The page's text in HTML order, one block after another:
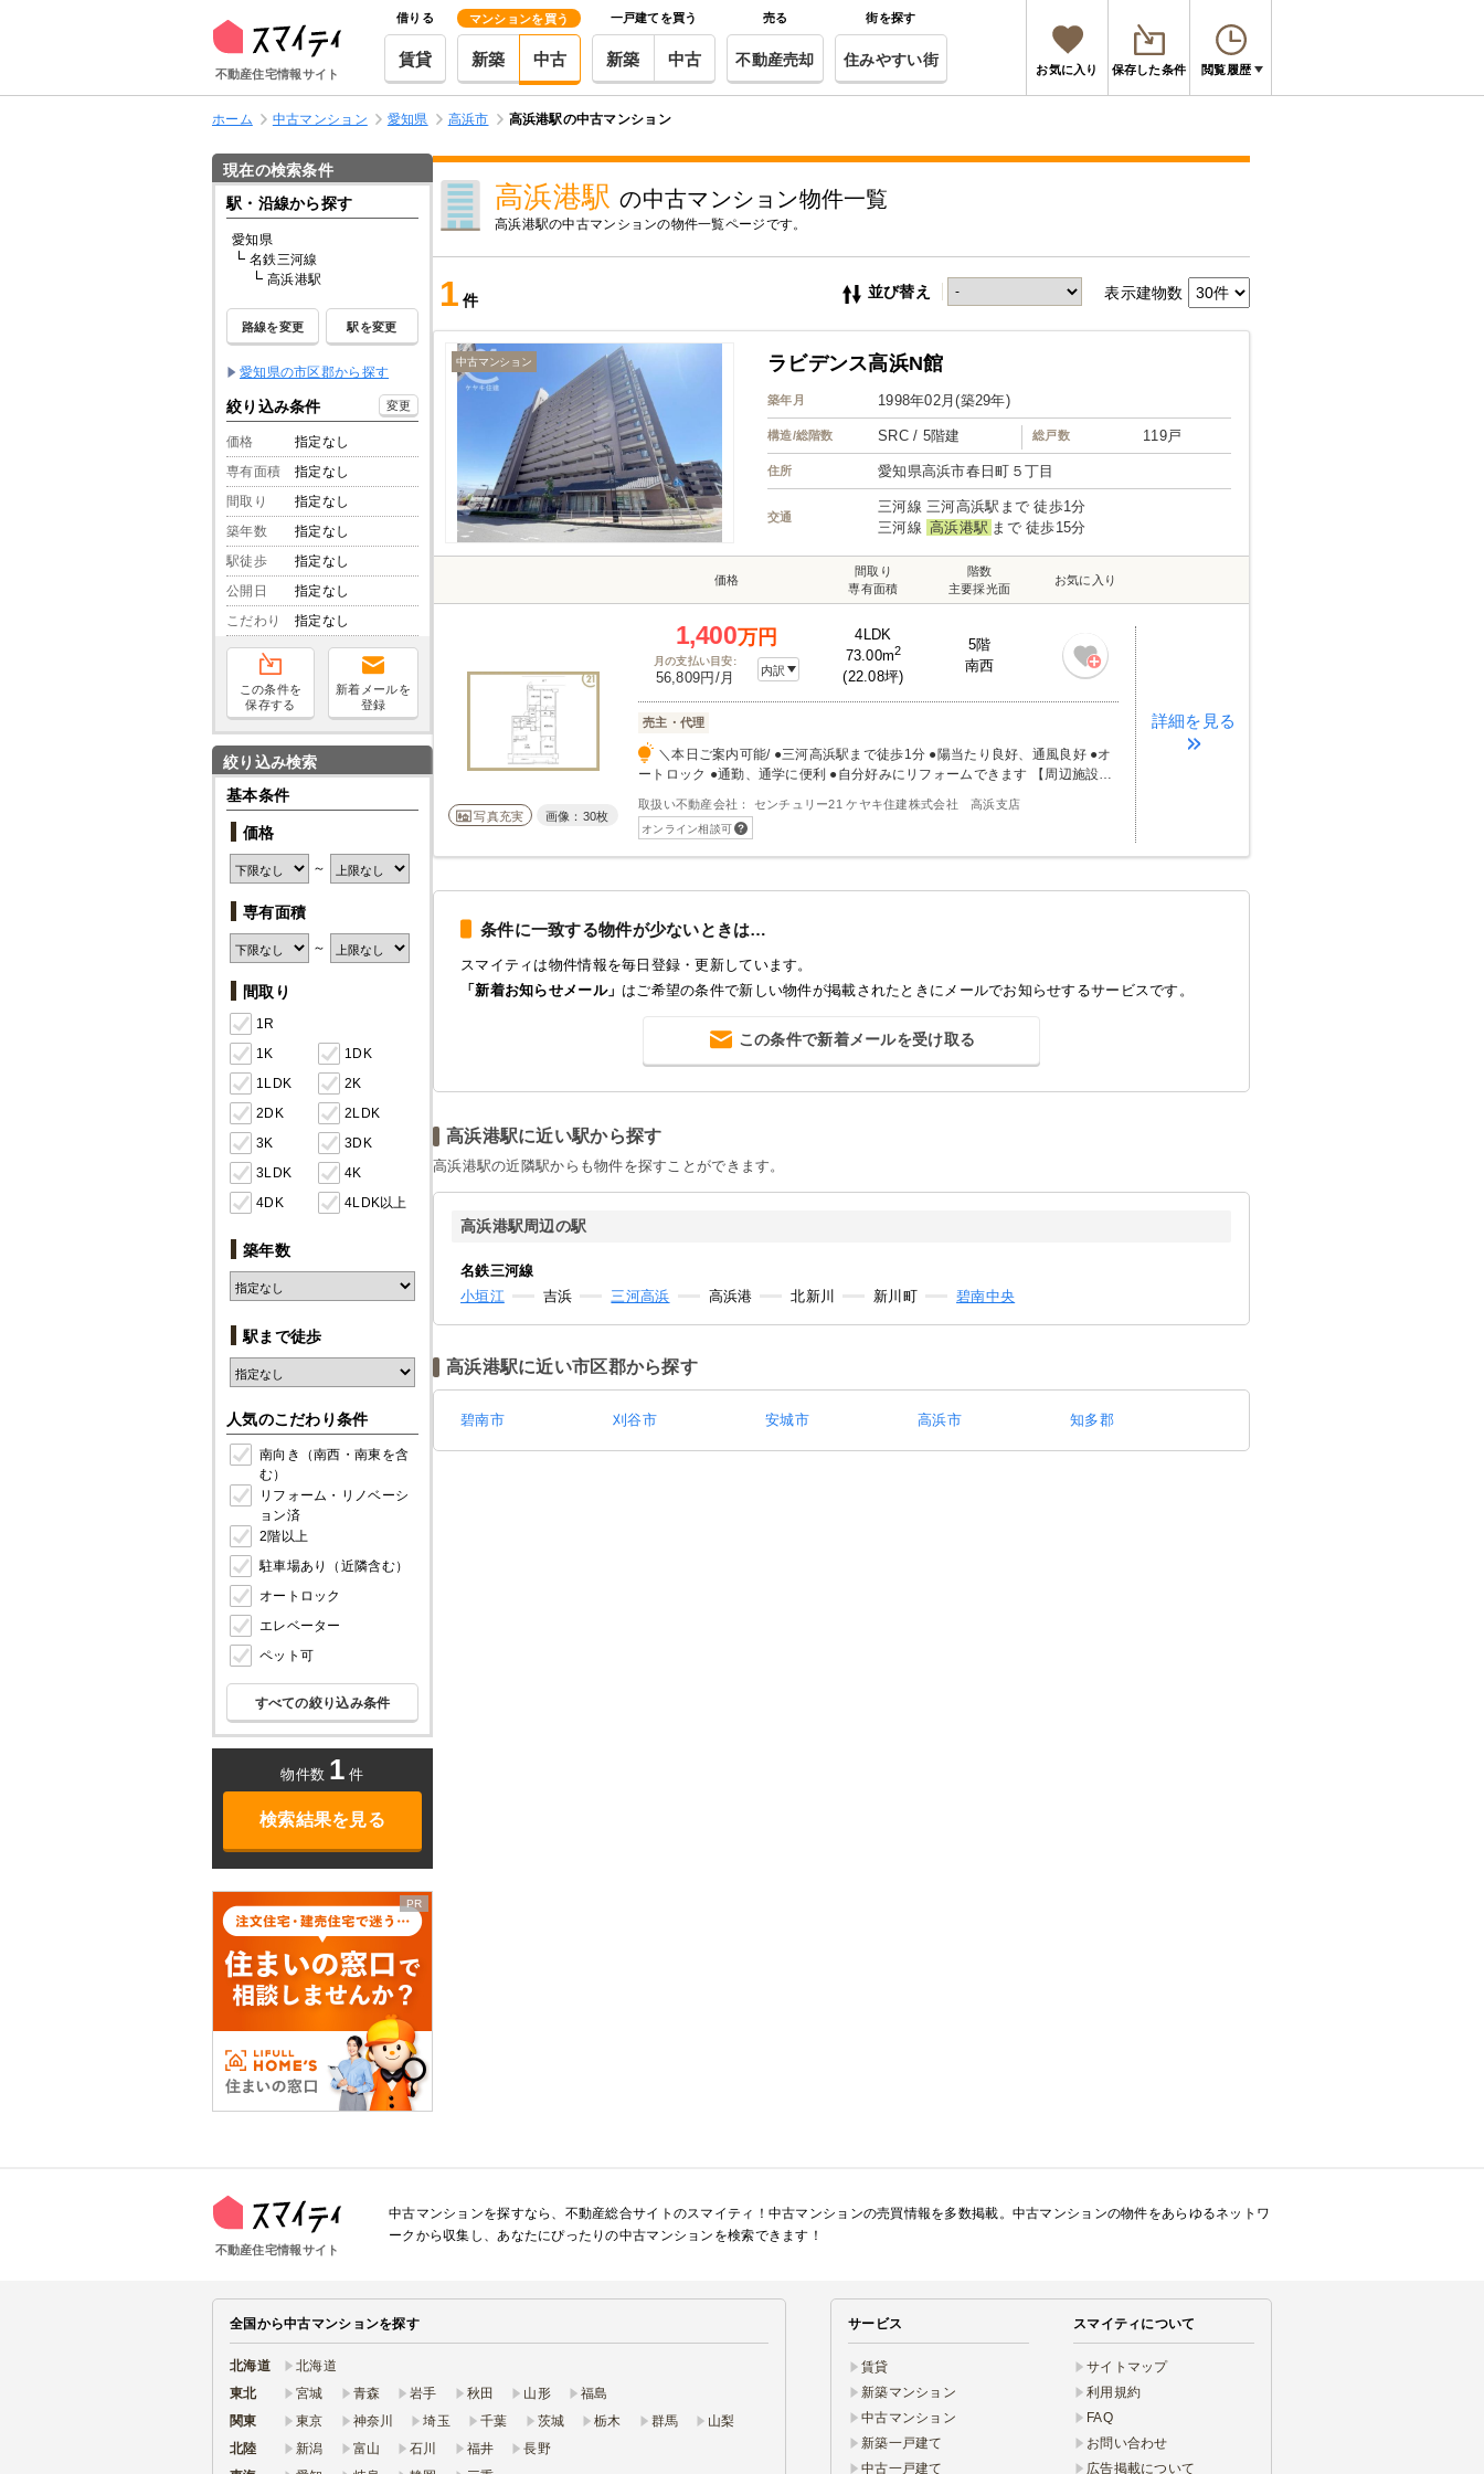
不動産住宅情報サイト
借りる
賃貸
マンションを買う
新築 中古
一戸建てを買う
新築 中古
売る
不動産売却
街を探す
住みやすい街
お気に入り 保存した条件 閲覧履歴
ホーム 中古マンション 愛知県 高浜市 高浜港駅の中古マンション
現在の検索条件
駅・沿線から探す
愛知県
名鉄三河線
高浜港駅
路線を変更 駅を変更
愛知県の市区郡から探す
絞り込み条件 変更
価格
指定なし
専有面積
指定なし
間取り
指定なし
築年数
指定なし
駅徒歩
指定なし
公開日
指定なし
こだわり
指定なし
この条件を
保存する
新着メールを
登録
絞り込み検索
基本条件
価格
～
専有面積
～
間取り
1R
1K
1DK
1LDK
2K
2DK
2LDK
3K
3DK
3LDK
4K
4DK
4LDK以上
築年数
駅まで徒歩
人気のこだわり条件
南向き（南西・南東を含
む）
リフォーム・リノベーシ
ョン済
2階以上
駐車場あり（近隣含む）
オートロック
エレベーター
ペット可
すべての絞り込み条件
物件数 1 件
検索結果を見る
高浜港駅 の中古マンション物件一覧
高浜港駅の中古マンションの物件一覧ページです。
1 件 表示建物数
並び替え
中古マンション ラビデンス高浜N館
築年月 1998年02月(築29年)
構造/総階数 SRC / 5階建 総戸数 119戸
住所 愛知県高浜市春日町５丁目
交通
三河線 三河高浜駅まで 徒歩1分
三河線 高浜港駅 まで 徒歩15分
価格
間取り
専有面積
階数
主要採光面
お気に入り
写真充実 画像：30枚
1,400万円
月の支払い目安:
56,809円/月 内訳
4LDK
73.00m2
(22.08坪)
5階
南西
詳細を見る
売主・代理
＼本日ご案内可能/ ●三河高浜駅まで徒歩1分 ●陽当たり良好、通風良好 ●オ
ートロック ●通勤、通学に便利 ●自分好みにリフォームできます 【周辺施設】
ター ファッションセンターしまむら高浜店まで1453m 徒歩19分 ショッピン
グセンター Tぽーとまで1801m 徒歩23分 スーパー Felna沢渡店まで
630m 徒歩8分 スーパー ヤマナカ高浜店まで680m 徒歩9分 スーパー バ
まで368m 徒歩5分 コンビニ ローソン三河高浜駅前店まで569m 徒歩8分
局高浜中央店まで764m 徒歩10分 ドラッグストア V・drug高浜北店まで
ムセンター エディオン高浜店まで1767m 徒歩23分 高校・高専 愛知県立高
浜高校まで970m 徒歩13分 中学校 高浜市立高浜中学校まで785m 徒歩10
育園まで812m 徒歩11分 幼稚園・保育園 たかはまこども園まで721m 徒
歩10分 郵便局 高浜馬場郵便局まで393m 徒歩5分 役所 高浜市役所まで
509m 徒歩7分 図書館 高浜市やきものの里かわら美術館・図書館ライブラリ
ーほんの森まで1225m 徒歩16分 銀行 碧海信用金庫高浜中央支店まで
いち中央高浜支店まで780m 徒歩10分 公園 大山緑地まで840m 徒歩11分
取扱い不動産会社： センチュリー21 ケヤキ住建株式会社 高浜支店
オンライン相談可
条件に一致する物件が少ないときは…
スマイティは物件情報を毎日登録・更新しています。
「新着お知らせメール」 はご希望の条件で新しい物件が掲載されたときにメールでお知らせするサービスです。
この条件で新着メールを受け取る
高浜港駅に近い駅から探す
高浜港駅の近隣駅からも物件を探すことができます。
高浜港駅周辺の駅
名鉄三河線
小垣江
吉浜 三河高浜 高浜港 北新川 新川町 碧南中央
高浜港駅に近い市区郡から探す
碧南市 刈谷市 安城市 高浜市 知多郡
不動産住宅情報サイト
中古マンションを探すなら、不動産総合サイトのスマイティ！中古マンションの売買情報を多数掲載。中古マンションの物件をあらゆるネットワ
ークから収集し、あなたにぴったりの中古マンションを検索できます！
全国から中古マンションを探す
北海道
北海道
東北
宮城 青森 岩手 秋田 山形
福島
関東
東京 神奈川 埼玉 千葉 茨城 栃木 群馬
山梨
北陸
新潟 富山 石川 福井
長野
サービス
賃貸
新築マンション
中古マンション
新築一戸建て
中古一戸建て
スマイティについて
サイトマップ
利用規約
FAQ
お問い合わせ
広告掲載について